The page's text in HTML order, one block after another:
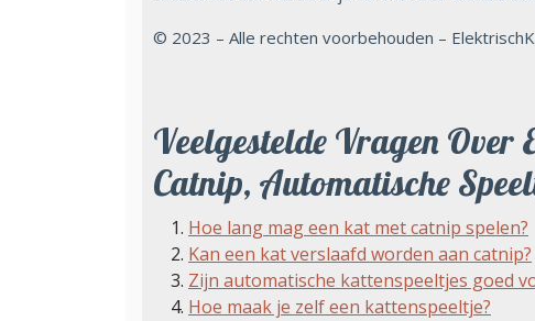
© 2023 – Alle rechten voorbehouden –
Veelgestelde Vragen Over
Catnip, Automatische
Hoe lang mag een kat met catnip spelen?
Kan een kat verslaafd worden aan catnip?
Zijn automatische kattenspeeltjes goed
Hoe maak je zelf een kattenspeeltje?